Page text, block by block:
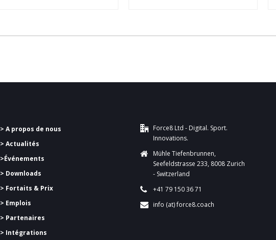
> A propos de nous
> Actualités
>Événements
> Downloads
> Fortaits & Prix
> Emplois
> Partenaires
> Intégrations
Force8 Ltd - Digital. Sport.
Innovations.
Mühle Tiefenbrunnen,
Seefeldstrasse 233, 8008 Zurich
- Switzerland
+41 79 150 36 71
info (at) force8.coach